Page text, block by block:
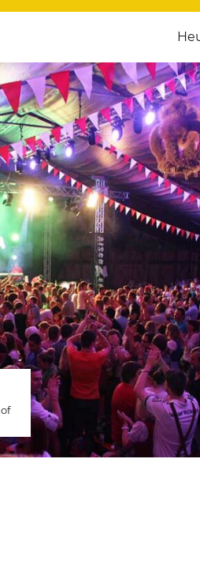
Hochfranken. Täglich aktuelle